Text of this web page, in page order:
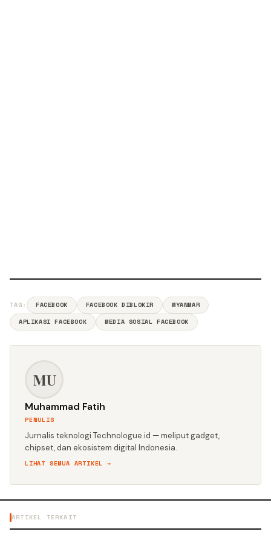
TAG: FACEBOOK FACEBOOK DIBLOKIR
MYANMAR
APLIKASI FACEBOOK
MEDIA SOSIAL FACEBOOK
MU
Muhammad Fatih
PENULIS
Jurnalis teknologi Technologue.id — meliput gadget,
chipset, dan ekosistem digital Indonesia.
LIHAT SEMUA ARTIKEL →
ARTIKEL TERKAIT